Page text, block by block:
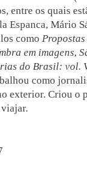
entre os quais
Espanca, Mário
como
em imagens,
do Brasil: vol.
como
exterior. Criou